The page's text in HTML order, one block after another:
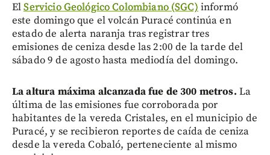
ElServicio Geológico Colombiano (SGC) informó
este domingo que el volcán Puracé continúa en
estado de alerta naranja tras registrar tres
emisiones de ceniza desde las 2:00 de la tarde del
sábado 9 de agosto hasta mediodía del domingo.
La altura máxima alcanzada fue de 300 metros. La
última de las emisiones fue corroborada por
habitantes de la vereda Cristales, en el municipio de
Puracé, y se recibieron reportes de caída de ceniza
desde la vereda Cobaló, perteneciente al mismo